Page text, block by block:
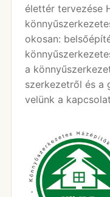
élettér tervezése
okosan:
a
szerkezetről és a
velünk a